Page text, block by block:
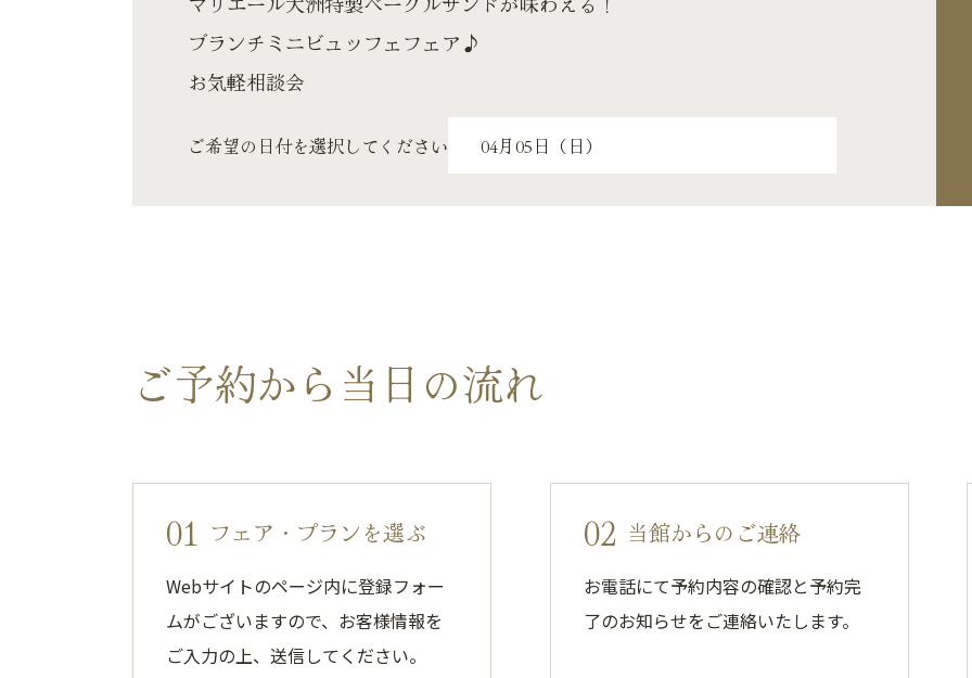
ブランチミニビュッフェフェア♪
お気軽相談会
ご希望の日付を選択してください
ご予約から当日の流れ
01 フェア・プランを選ぶ
Webサイトのページ内に登録フォー
ムがございますので、お客様情報を
ご入力の上、送信してください。
02 当館からのご連絡
お電話にて予約内容の確認と予約完
了のお知らせをご連絡いたします。